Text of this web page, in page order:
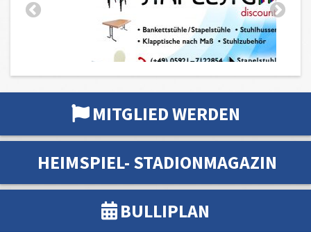
MITGLIED WERDEN
HEIMSPIEL- STADIONMAGAZIN